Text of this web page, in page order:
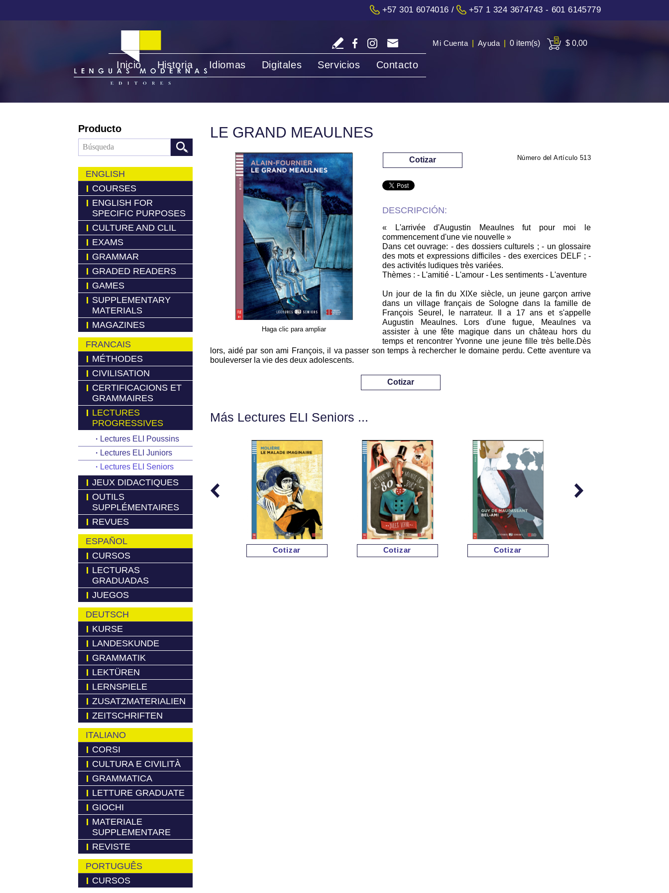
+57 301 6074016 / +57 1 324 3674743 - 601 6145779
Mi Cuenta Ayuda 0 item(s) $ 0,00
Inicio Historia Idiomas Digitales Servicios Contacto
Producto
ENGLISH
COURSES
ENGLISH FOR
SPECIFIC PURPOSES
CULTURE AND CLIL
EXAMS
GRAMMAR
GRADED READERS
GAMES
SUPPLEMENTARY
MATERIALS
MAGAZINES
FRANCAIS
MÉTHODES
CIVILISATION
CERTIFICACIONS ET
GRAMMAIRES
LECTURES
PROGRESSIVES
· Lectures ELI Poussins
· Lectures ELI Juniors
· Lectures ELI Seniors
JEUX DIDACTIQUES
OUTILS
SUPPLÉMENTAIRES
REVUES
ESPAÑOL
CURSOS
LECTURAS
GRADUADAS
JUEGOS
DEUTSCH
KURSE
LANDESKUNDE
GRAMMATIK
LEKTÜREN
LERNSPIELE
ZUSATZMATERIALIEN
ZEITSCHRIFTEN
ITALIANO
CORSI
CULTURA E CIVILITÀ
GRAMMATICA
LETTURE GRADUATE
GIOCHI
MATERIALE
SUPPLEMENTARE
REVISTE
PORTUGUÊS
CURSOS
LE GRAND MEAULNES
Haga clic para ampliar
Número del Artículo 513
Cotizar
DESCRIPCIÓN:
« L'arrivée d'Augustin Meaulnes fut pour moi le
commencement d'une vie nouvelle »
Dans cet ouvrage: - des dossiers culturels ; - un glossaire
des mots et expressions difficiles - des exercices DELF ; -
des activités ludiques très variées.
Thèmes : - L'amitié - L'amour - Les sentiments - L'aventure
Un jour de la fin du XIXe siècle, un jeune garçon arrive
dans un village français de Sologne dans la famille de
François Seurel, le narrateur. Il a 17 ans et s'appelle
Augustin Meaulnes. Lors d'une fugue, Meaulnes va
assister à une fête magique dans un château hors du
temps et rencontrer Yvonne une jeune fille très belle.Dès
lors, aidé par son ami François, il va passer son temps à rechercher le domaine perdu. Cette aventure va
bouleverser la vie des deux adolescents.
Cotizar
Más Lectures ELI Seniors ...
Cotizar Cotizar Cotizar